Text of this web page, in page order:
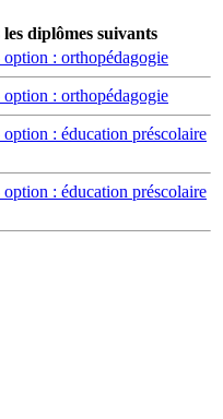
diplômes suivants
: orthopédagogie
: orthopédagogie
: éducation préscolaire
: éducation préscolaire